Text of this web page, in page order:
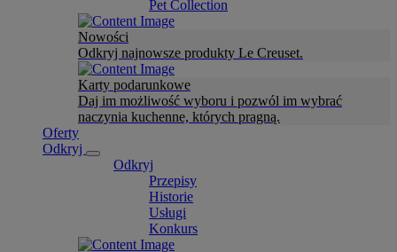
Pet Collection
Nowości
Odkryj najnowsze produkty Le Creuset.
Karty podarunkowe
Daj im możliwość wyboru i pozwól im wybrać
naczynia kuchenne, których pragną.
Oferty
Odkryj
Odkryj
Przepisy
Historie
Usługi
Konkurs